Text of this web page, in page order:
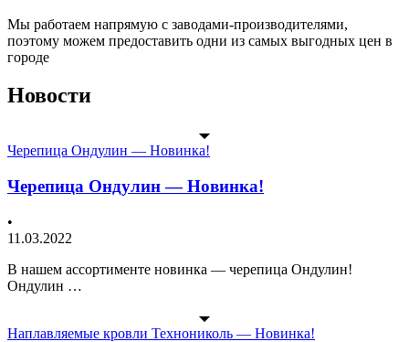
Мы работаем напрямую с заводами-производителями,
поэтому можем предоставить одни из самых выгодных цен в
городе
Новости
Черепица Ондулин — Новинка!
Черепица Ондулин — Новинка!
•
11.03.2022
В нашем ассортименте новинка — черепица Ондулин!
Ондулин …
Наплавляемые кровли Технониколь — Новинка!